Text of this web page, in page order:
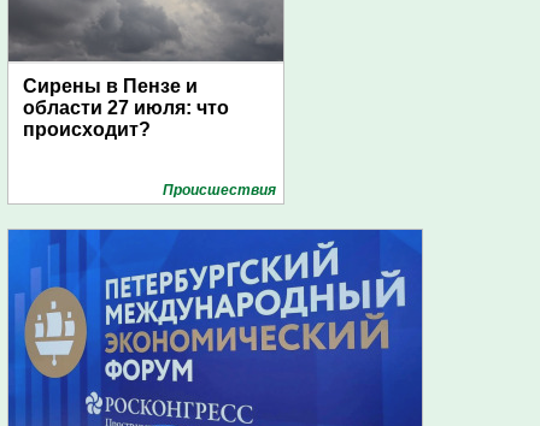
Сирены в Пензе и
области 27 июля: что
происходит?
Проиcшествия